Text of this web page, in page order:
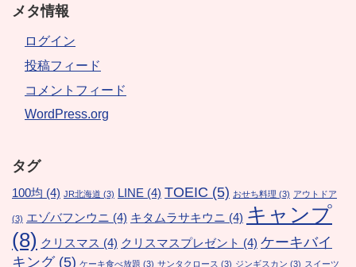
メタ情報
ログイン
投稿フィード
コメントフィード
WordPress.org
タグ
100均 (4) JR北海道 (3) LINE (4) TOEIC (5) おせち料理 (3) アウトドア
(3) エゾバフンウニ (4) キタムラサキウニ (4) キャンプ
(8) クリスマス (4) クリスマスプレゼント (4) ケーキバイ
キング(5) ケーキ食べ放題 (3) サンタクロース (3) ジンギスカン (3) スイーツ